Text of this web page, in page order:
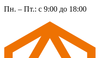
Пн. – Пт.: с 9:00 до 18:00